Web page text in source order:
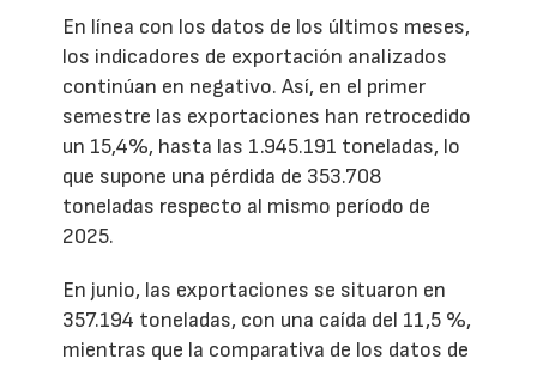
En línea con los datos de los últimos meses,
los indicadores de exportación analizados
continúan en negativo. Así, en el primer
semestre las exportaciones han retrocedido
un 15,4%, hasta las 1.945.191 toneladas, lo
que supone una pérdida de 353.708
toneladas respecto al mismo período de
2025.
En junio, las exportaciones se situaron en
357.194 toneladas, con una caída del 11,5 %,
mientras que la comparativa de los datos de